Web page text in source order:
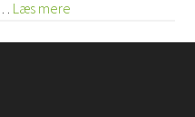
Læs mere